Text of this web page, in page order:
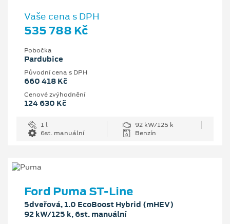
Vaše cena s DPH
535 788 Kč
Pobočka
Pardubice
Původní cena s DPH
660 418 Kč
Cenové zvýhodnění
124 630 Kč
1 l
92 kW/125 k
6st. manuální
Benzín
Ford Puma ST-Line
5dveřová, 1.0 EcoBoost Hybrid (mHEV)
92 kW/125 k, 6st. manuální